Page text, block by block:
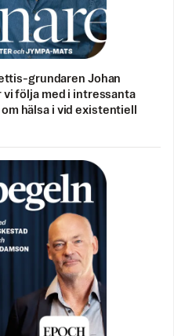
grundaren Johan
följa med i intressanta
hälsa i vid existentiell